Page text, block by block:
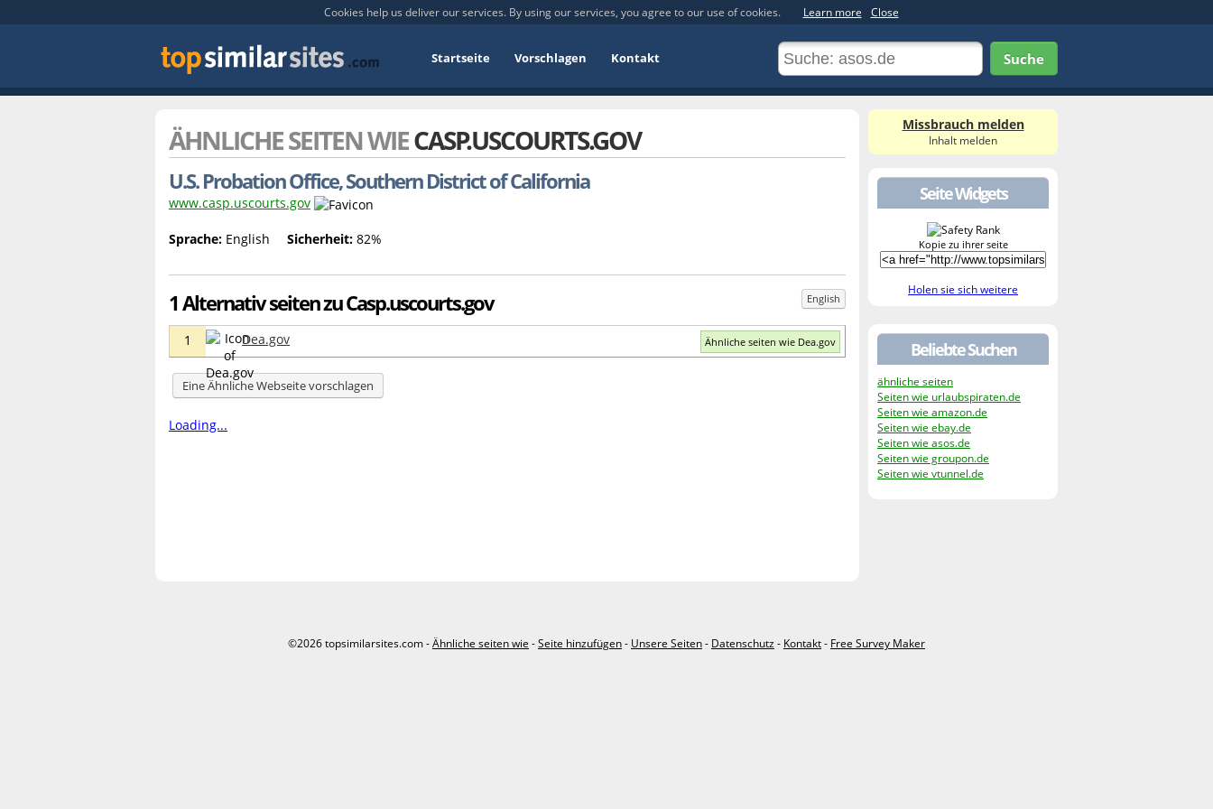
Cookies help us deliver our services. By using our services, you agree to our use of cookies. Learn more Close
Startseite Vorschlagen Kontakt Suche
ÄHNLICHE SEITEN WIECASP.USCOURTS.GOV
U.S. Probation Office, Southern District of California
www.casp.uscourts.gov
Sprache: English Sicherheit: 82%
1 Alternativ seiten zu Casp.uscourts.gov English
1 Dea.gov Ähnliche seiten wie Dea.gov
Eine Ähnliche Webseite vorschlagen
Loading...
Missbrauch melden
Inhalt melden
Seite Widgets
Kopie zu ihrer seite
Holen sie sich weitere
Beliebte Suchen
ähnliche seiten
Seiten wie urlaubspiraten.de
Seiten wie amazon.de
Seiten wie ebay.de
Seiten wie asos.de
Seiten wie groupon.de
Seiten wie vtunnel.de
©2026 topsimilarsites.com -Ähnliche seiten wie -Seite hinzufügen- Unsere Seiten- Datenschutz- Kontakt- Free Survey Maker